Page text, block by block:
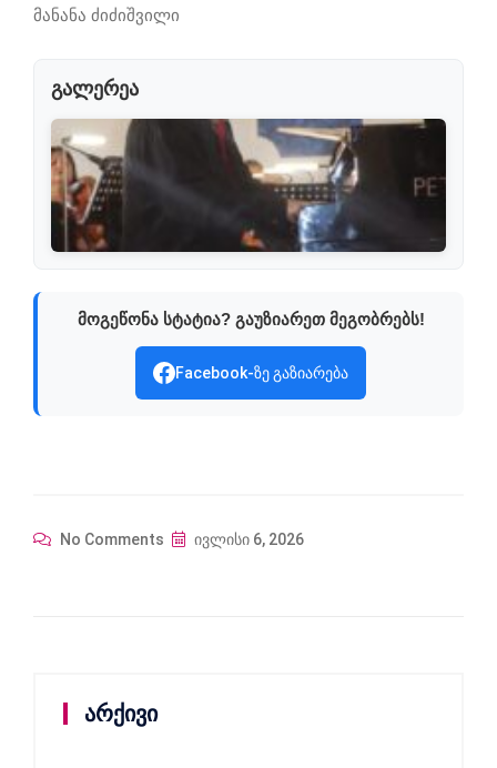
მანანა ძიძიშვილი
გალერეა
მოგეწონა სტატია? გაუზიარეთ მეგობრებს!
Facebook-ზე გაზიარება
No Comments ივლისი 6, 2026
არქივი